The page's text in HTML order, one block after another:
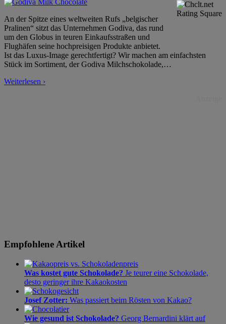
An der Spitze eines weltweiten Rufs „belgischer
Pralinen“ sitzt das Unternehmen Godiva, das rund
um den Globus in teuren Einkaufsstraßen und
Flughäfen seine hochpreisigen Produkte anbietet.
Ist das Luxus-Image gerechtfertigt? Wir machen am einfachsten
Stück im Sortiment, der Godiva Milchschokolade,…
Weiterlesen ›
Empfohlene Artikel
Was kostet gute Schokolade? Je teurer eine Schokolade,
desto geringer ihre Kakaokosten
Josef Zotter: Was passiert beim Rösten von Kakao?
Wie gesund ist Schokolade? Georg Bernardini klärt auf